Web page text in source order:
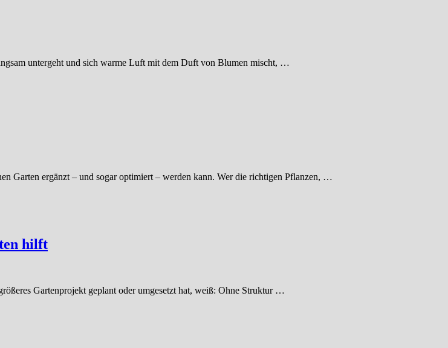
untergeht und sich warme Luft mit dem Duft von Blumen mischt, …
Garten ergänzt – und sogar optimiert – werden kann. Wer die richtigen Pflanzen, …
hilft
Gartenprojekt geplant oder umgesetzt hat, weiß: Ohne Struktur …